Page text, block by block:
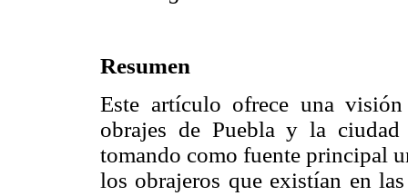
Resumen
Este artículo ofrece una
obrajes de Puebla y la
tomando como fuente principal
los obrajeros que existían en